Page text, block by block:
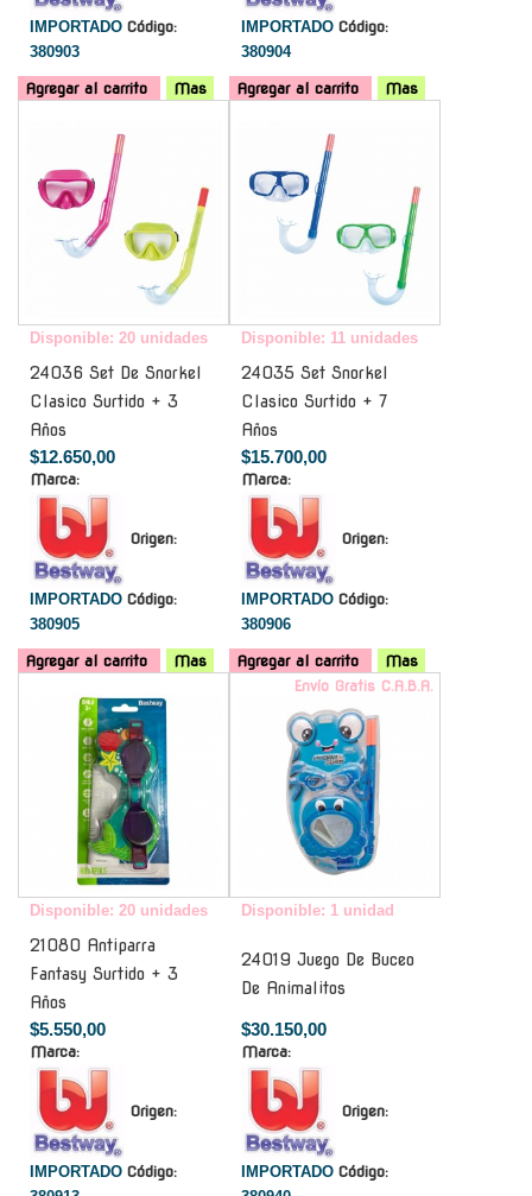
IMPORTADO Código:
380903
Agregar al carrito Mas
IMPORTADO Código:
380904
Agregar al carrito
Mas
Disponible: 20 unidades
24036 Set De Snorkel
Clasico Surtido + 3
Años
$12.650,00
Marca:
Origen:
IMPORTADO Código:
380905
Agregar al carrito Mas
Disponible: 11 unidades
24035 Set Snorkel
Clasico Surtido + 7
Años
$15.700,00
Marca:
Origen:
IMPORTADO Código:
380906
Agregar al carrito
Mas
Disponible: 20 unidades
21080 Antiparra
Fantasy Surtido + 3
Años
$5.550,00
Marca:
Origen:
IMPORTADO Código:
Envío Gratis C.A.B.A.
Disponible: 1 unidad
24019 Juego De Buceo
De Animalitos
$30.150,00
Marca:
Origen:
IMPORTADO Código: